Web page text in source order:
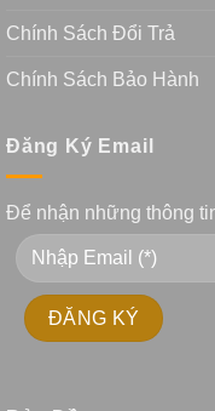
Chính Sách Đổi Trả
Chính Sách Bảo Hành
Đăng Ký Email
Để nhận những thông